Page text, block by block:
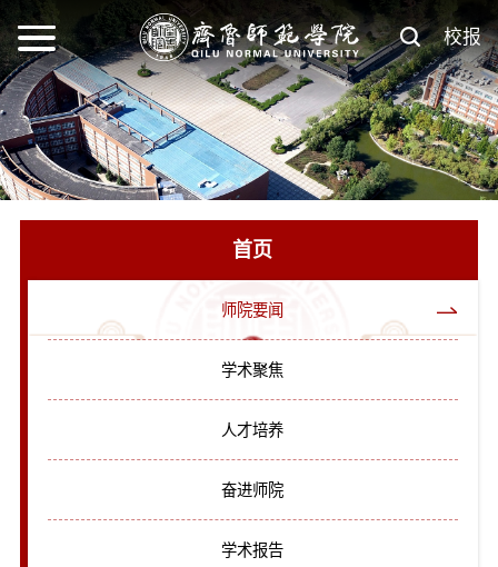
校报
首页
师院要闻
学术聚焦
人才培养
奋进师院
学术报告